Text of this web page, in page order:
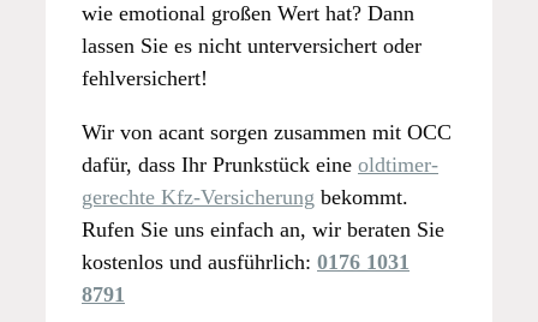
wie emotional großen Wert hat? Dann
lassen Sie es nicht unterversichert oder
fehlversichert!
Wir von acant sorgen zusammen mit OCC
dafür, dass Ihr Prunkstück eine oldtimer-
gerechte Kfz-Versicherung bekommt.
Rufen Sie uns einfach an, wir beraten Sie
kostenlos und ausführlich: 0176 1031
8791